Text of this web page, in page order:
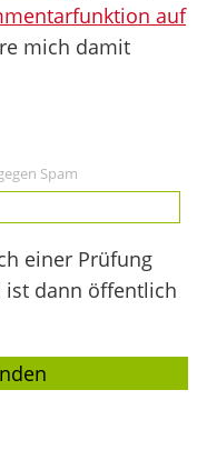
auf
mich damit
Spam
einer Prüfung
dann öffentlich